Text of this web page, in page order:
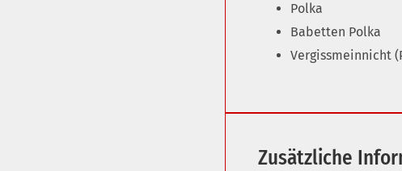
Polka
Babetten Polka
Vergissmeinnicht
Zusätzliche